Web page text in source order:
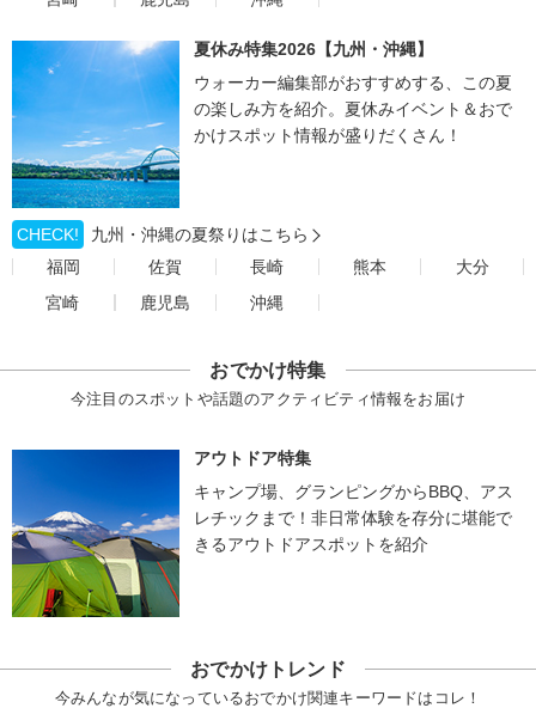
夏休み特集2026【九州・沖縄】
ウォーカー編集部がおすすめする、この夏
の楽しみ方を紹介。夏休みイベント＆おで
かけスポット情報が盛りだくさん！
CHECK!
九州・沖縄の夏祭りはこちら
福岡
佐賀 長崎 熊本
大分
宮崎
鹿児島 沖縄
おでかけ特集
今注目のスポットや話題のアクティビティ情報をお届け
アウトドア特集
キャンプ場、グランピングからBBQ、アス
レチックまで！非日常体験を存分に堪能で
きるアウトドアスポットを紹介
おでかけトレンド
今みんなが気になっているおでかけ関連キーワードはコレ！